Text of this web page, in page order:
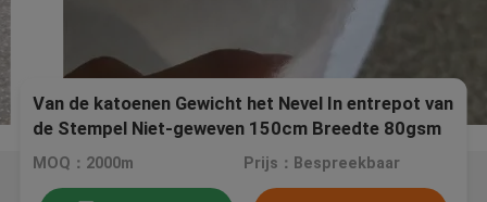
Van de katoenen Gewicht het Nevel In entrepot van
de Stempel Niet-geweven 150cm Breedte 80gsm
Wattennaald
MOQ：2000m Prijs：Bespreekbaar